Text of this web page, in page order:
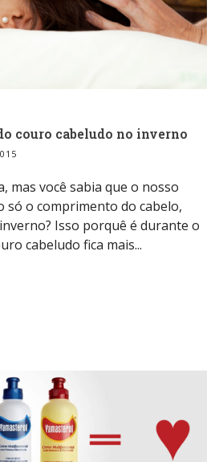
couro cabeludo no inverno
mas você sabia que o nosso
só o comprimento do cabelo,
Isso porquê é durante o
cabeludo fica mais...